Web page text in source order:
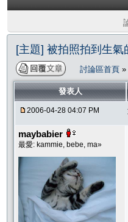
[主題] 被拍照拍到生氣
討論區首頁 »
發表人
2006-04-28 04:07 PM
maybabier
最愛: kammie, bebe, ma»